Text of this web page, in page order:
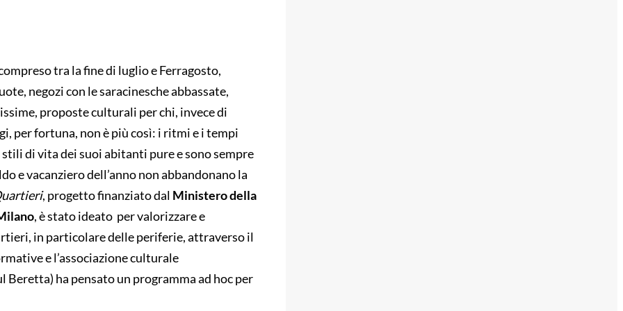
tra la fine di luglio e Ferragosto,
negozi con le saracinesche abbassate,
proposte culturali per chi, invece di
per fortuna, non è più così: i ritmi e i tempi
di vita dei suoi abitanti pure e sono sempre
e vacanziero dell’anno non abbandonano la
, progetto finanziato dal Ministero della
, è stato ideato per valorizzare e
in particolare delle periferie, attraverso il
e l’associazione culturale
Beretta) ha pensato un programma ad hoc per